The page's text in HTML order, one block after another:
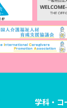
学科・コ